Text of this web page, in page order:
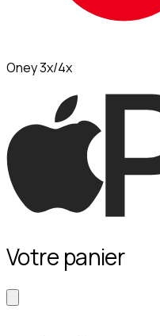
Oney 3x/4x
Votre panier